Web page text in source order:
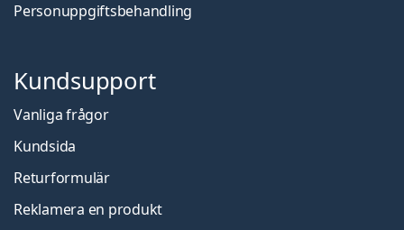
Personuppgiftsbehandling
Kundsupport
Vanliga frågor
Kundsida
Returformulär
Reklamera en produkt